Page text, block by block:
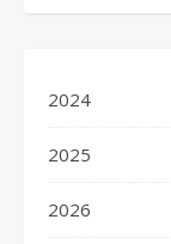
2024
2025
2026